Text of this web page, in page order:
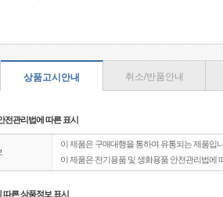
상품고시안내 취소/반품안내
전관리법에 따른 표시
이 제품은 구매대행을 통하여 유통되는 제품입
이 제품은 전기용품 및 생화용품 안전관리법에
따른 상품정보 표시